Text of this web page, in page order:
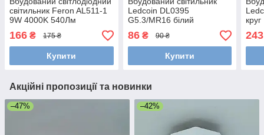
світильник Feron AL511-1
9W 4000K 540Лм
145х145x13.5 мм
166 ₴ 175 ₴
Купити
Ledcoin DL0395
G5.3/MR16 білий
88х88х34 мм
86₴ 90 ₴
Купити
243
Акційні пропозиції та новинки
–47% –42%